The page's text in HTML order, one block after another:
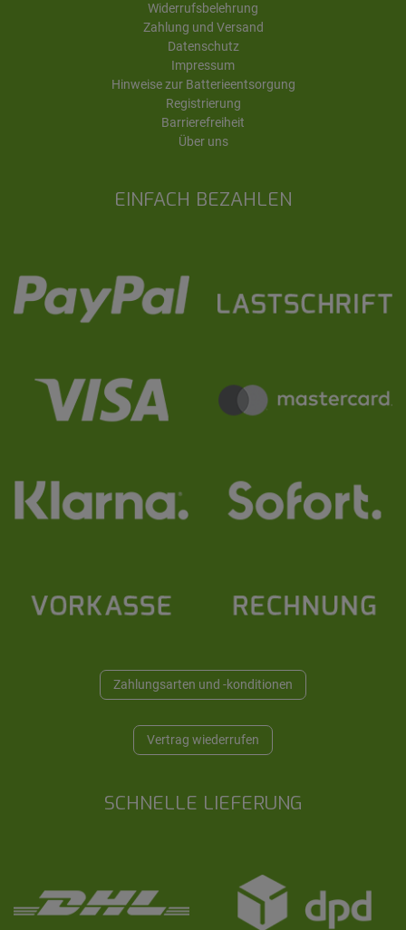
EINFACH BEZAHLEN
Zahlungsarten und -konditionen
Vertrag wiederrufen
SCHNELLE LIEFERUNG
Widerrufsbelehrung
Zahlung und Versand
Datenschutz
Impressum
Hinweise zur Batterieentsorgung
Registrierung
Barrierefreiheit
Über uns